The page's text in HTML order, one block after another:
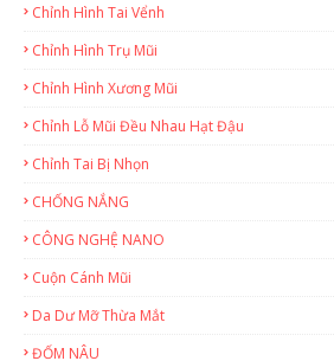
Chỉnh Hình Tai Vểnh
Chỉnh Hình Trụ Mũi
Chỉnh Hình Xương Mũi
Chỉnh Lỗ Mũi Đều Nhau Hạt Đậu
Chỉnh Tai Bị Nhọn
CHỐNG NẮNG
CÔNG NGHỆ NANO
Cuộn Cánh Mũi
Da Dư Mỡ Thừa Mắt
ĐỐM NÂU